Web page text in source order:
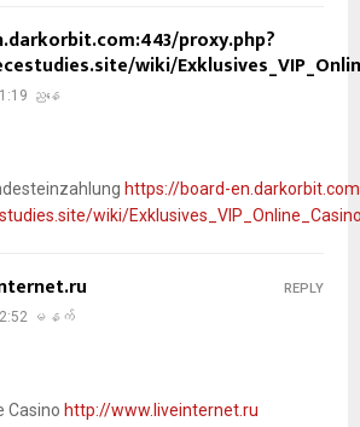
proxy.php?
wiki/
ညနေ
https://board-
wiki/
မနက်
Casino http://www.liveinternet.ru
REPLY